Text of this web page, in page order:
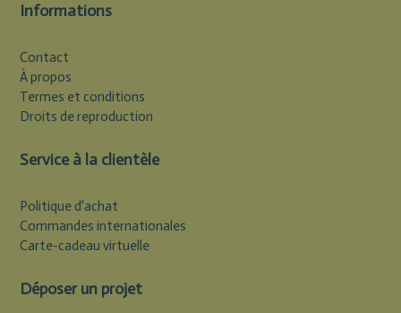
Informations
Contact
À propos
Termes et conditions
Droits de reproduction
Service à la clientèle
Politique d'achat
Commandes internationales
Carte-cadeau virtuelle
Déposer un projet